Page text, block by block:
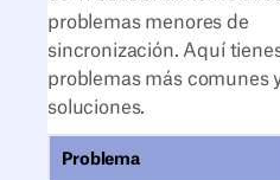
problemas menores de
sincronización. Aquí
problemas más comunes
soluciones.
Problema